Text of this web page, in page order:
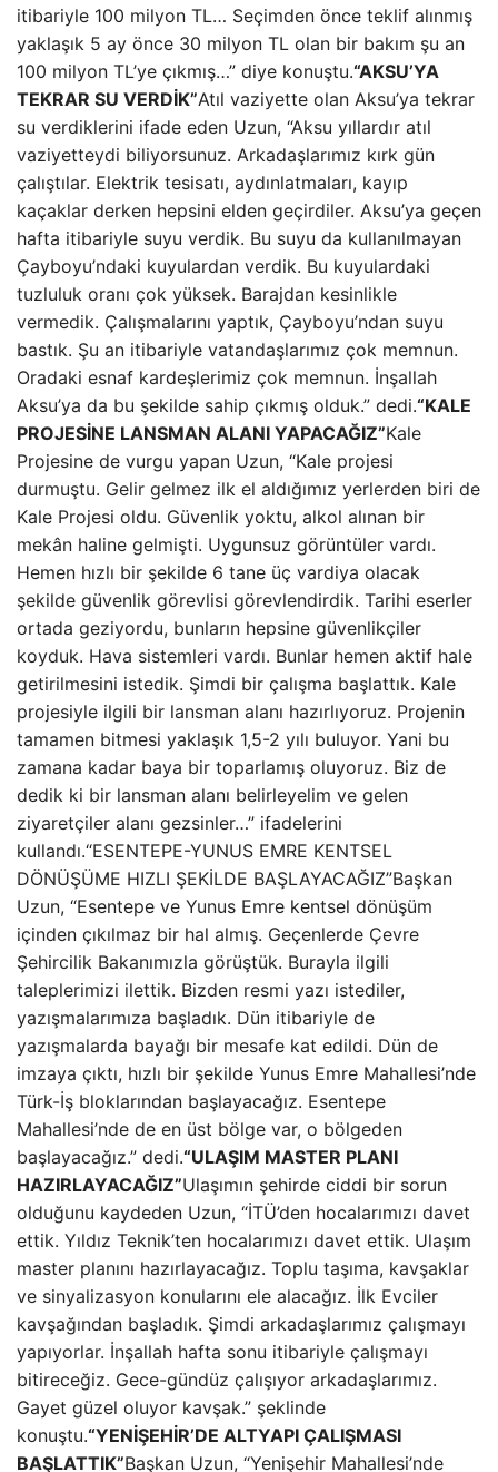
itibariyle 100 milyon TL… Seçimden önce teklif alınmış
yaklaşık 5 ay önce 30 milyon TL olan bir bakım şu an
100 milyon TL’ye çıkmış…” diye konuştu.“AKSU’YA
TEKRAR SU VERDİK”Atıl vaziyette olan Aksu’ya tekrar
su verdiklerini ifade eden Uzun, “Aksu yıllardır atıl
vaziyetteydi biliyorsunuz. Arkadaşlarımız kırk gün
çalıştılar. Elektrik tesisatı, aydınlatmaları, kayıp
kaçaklar derken hepsini elden geçirdiler. Aksu’ya geçen
hafta itibariyle suyu verdik. Bu suyu da kullanılmayan
Çayboyu’ndaki kuyulardan verdik. Bu kuyulardaki
tuzluluk oranı çok yüksek. Barajdan kesinlikle
vermedik. Çalışmalarını yaptık, Çayboyu’ndan suyu
bastık. Şu an itibariyle vatandaşlarımız çok memnun.
Oradaki esnaf kardeşlerimiz çok memnun. İnşallah
Aksu’ya da bu şekilde sahip çıkmış olduk.” dedi.“KALE
PROJESİNE LANSMAN ALANI YAPACAĞIZ”Kale
Projesine de vurgu yapan Uzun, “Kale projesi
durmuştu. Gelir gelmez ilk el aldığımız yerlerden biri de
Kale Projesi oldu. Güvenlik yoktu, alkol alınan bir
mekân haline gelmişti. Uygunsuz görüntüler vardı.
Hemen hızlı bir şekilde 6 tane üç vardiya olacak
şekilde güvenlik görevlisi görevlendirdik. Tarihi eserler
ortada geziyordu, bunların hepsine güvenlikçiler
koyduk. Hava sistemleri vardı. Bunlar hemen aktif hale
getirilmesini istedik. Şimdi bir çalışma başlattık. Kale
projesiyle ilgili bir lansman alanı hazırlıyoruz. Projenin
tamamen bitmesi yaklaşık 1,5-2 yılı buluyor. Yani bu
zamana kadar baya bir toparlamış oluyoruz. Biz de
dedik ki bir lansman alanı belirleyelim ve gelen
ziyaretçiler alanı gezsinler…” ifadelerini
kullandı.“ESENTEPE-YUNUS EMRE KENTSEL
DÖNÜŞÜME HIZLI ŞEKİLDE BAŞLAYACAĞIZ”Başkan
Uzun, “Esentepe ve Yunus Emre kentsel dönüşüm
içinden çıkılmaz bir hal almış. Geçenlerde Çevre
Şehircilik Bakanımızla görüştük. Burayla ilgili
taleplerimizi ilettik. Bizden resmi yazı istediler,
yazışmalarımıza başladık. Dün itibariyle de
yazışmalarda bayağı bir mesafe kat edildi. Dün de
imzaya çıktı, hızlı bir şekilde Yunus Emre Mahallesi’nde
Türk-İş bloklarından başlayacağız. Esentepe
Mahallesi’nde de en üst bölge var, o bölgeden
başlayacağız.” dedi.“ULAŞIM MASTER PLANI
HAZIRLAYACAĞIZ”Ulaşımın şehirde ciddi bir sorun
olduğunu kaydeden Uzun, “İTÜ’den hocalarımızı davet
ettik. Yıldız Teknik’ten hocalarımızı davet ettik. Ulaşım
master planını hazırlayacağız. Toplu taşıma, kavşaklar
ve sinyalizasyon konularını ele alacağız. İlk Evciler
kavşağından başladık. Şimdi arkadaşlarımız çalışmayı
yapıyorlar. İnşallah hafta sonu itibariyle çalışmayı
bitireceğiz. Gece-gündüz çalışıyor arkadaşlarımız.
Gayet güzel oluyor kavşak.” şeklinde
konuştu.“YENİŞEHİR’DE ALTYAPI ÇALIŞMASI
BAŞLATTIK”Başkan Uzun, “Yenişehir Mahallesi’nde